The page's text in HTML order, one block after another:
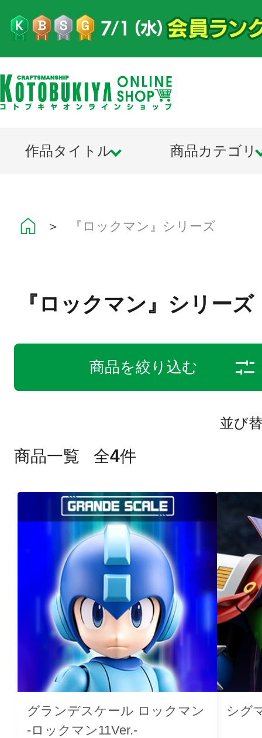
作品タイトル 商品カテゴリ
＞ 『ロックマン』シリーズ
『ロックマン』シリーズ
商品を絞り込む
並び
商品一覧 全4件
グランデスケール ロックマン
-ロックマン11Ver.-
シグ